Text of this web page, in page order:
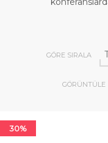
GÖRE SIRALA
GÖRÜNTÜLE
30%